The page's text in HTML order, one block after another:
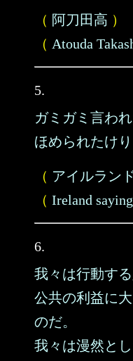
（ 阿刀田高 ）
（ Atouda
5.
ガミガミ言わ
ほめられたけり
（ アイルラン
（ Ireland saying
6.
我々は行動す
公共の利益に
のだ。
我々は漫然と